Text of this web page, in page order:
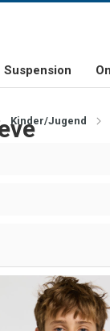
SCHWEIZER FIRMA
Suspension
Kinder/Jugend